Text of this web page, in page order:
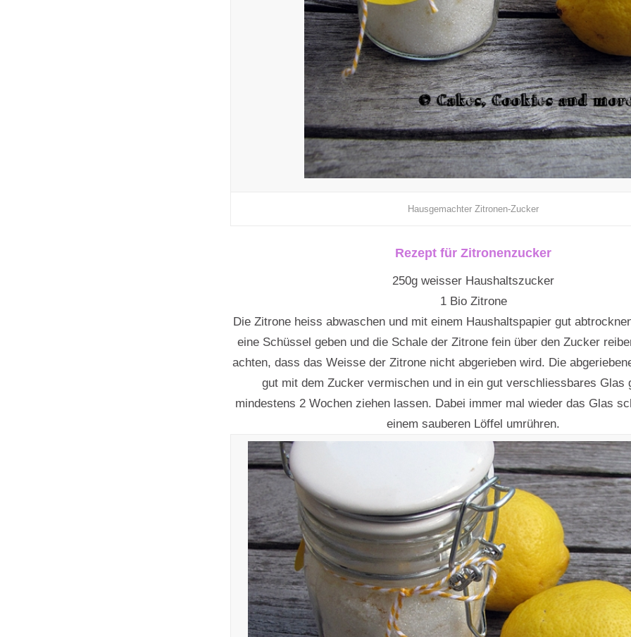
Hausgemachter Zitronen-Zucker
Rezept für Zitronenzucker
250g weisser Haushaltszucker
1 Bio Zitrone
Die Zitrone heiss abwaschen und mit einem Haushaltspapier gut
eine Schüssel geben und die Schale der Zitrone fein über den Zucker
achten, dass das Weisse der Zitrone nicht abgerieben wird. Die
gut mit dem Zucker vermischen und in ein gut verschliessbares Glas
mindestens 2 Wochen ziehen lassen. Dabei immer mal wieder das Glas
einem sauberen Löffel umrühren.